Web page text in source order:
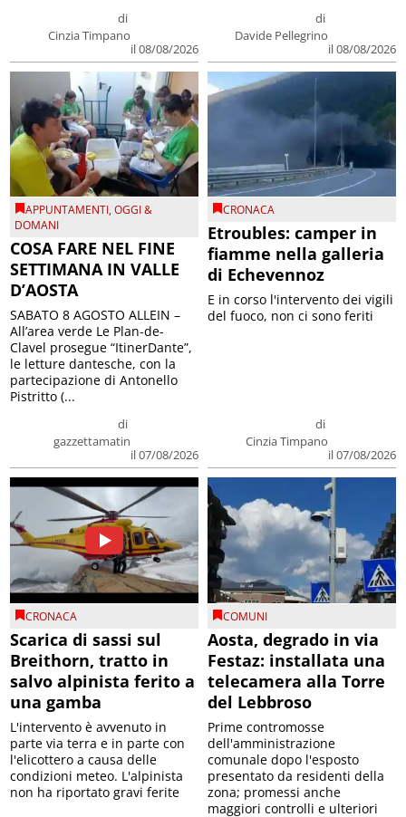
di
Cinzia Timpano
il 08/08/2026
di
Davide Pellegrino
il 08/08/2026
APPUNTAMENTI,OGGI &
DOMANI
COSA FARE NEL FINE
SETTIMANA IN VALLE
D’AOSTA
di
gazzettamatin
il 07/08/2026
SABATO 8 AGOSTO ALLEIN –
All’area verde Le Plan-de-
Clavel prosegue “ItinerDante”,
le letture dantesche, con la
partecipazione di Antonello
Pistritto (...
CRONACA
Etroubles: camper in
fiamme nella galleria
di Echevennoz
di
Cinzia Timpano
il 07/08/2026
E in corso l'intervento dei vigili
del fuoco, non ci sono feriti
CRONACA
Scarica di sassi sul
Breithorn, tratto in
salvo alpinista ferito a
una gamba
L'intervento è avvenuto in
parte via terra e in parte con
l'elicottero a causa delle
condizioni meteo. L'alpinista
non ha riportato gravi ferite
COMUNI
Aosta, degrado in via
Festaz: installata una
telecamera alla Torre
del Lebbroso
Prime contromosse
dell'amministrazione
comunale dopo l'esposto
presentato da residenti della
zona; promessi anche
maggiori controlli e ulteriori